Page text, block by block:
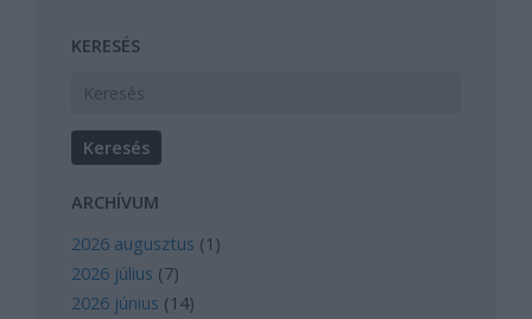
KERESÉS
ARCHÍVUM
2026 augusztus (1 )
2026 július (7)
2026 június (14)